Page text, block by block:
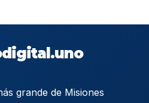
grande de Misiones